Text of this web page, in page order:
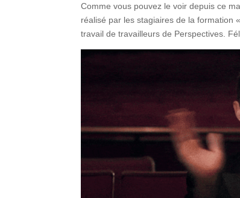
Comme vous pouvez le voir depuis ce
réalisé par les stagiaires de la formation «
travail de travailleurs de Perspectives.